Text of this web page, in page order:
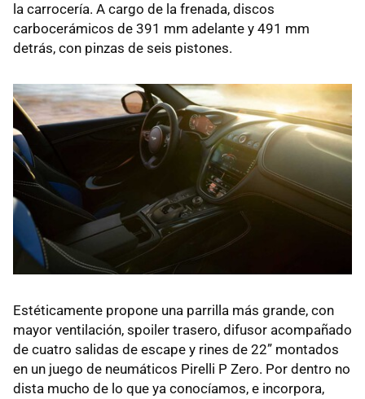
la carrocería. A cargo de la frenada, discos
carbocerámicos de 391 mm adelante y 491 mm
detrás, con pinzas de seis pistones.
Estéticamente propone una parrilla más grande, con
mayor ventilación, spoiler trasero, difusor acompañado
de cuatro salidas de escape y rines de 22” montados
en un juego de neumáticos Pirelli P Zero. Por dentro no
dista mucho de lo que ya conocíamos, e incorpora,